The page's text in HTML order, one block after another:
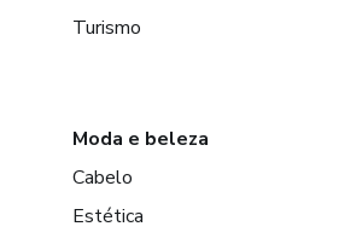
Turismo
Moda e beleza
Cabelo
Estética